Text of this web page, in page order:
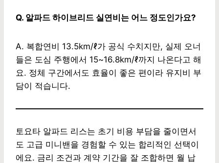
Q. 알파드 하이브리드 실연비는 어느 정도인가요?
A. 복합연비 13.5km/ℓ가 공식 수치지만, 실제 오너
들은 도심 주행에서 15~16.8km/ℓ까지 나온다고 해
요. 정체 구간에서도 효율이 좋은 편이라 유지비 부
담이 적습니다.
토요타 알파드 리스는 초기 비용 부담을 줄이면서
도 고급 미니밴을 경험할 수 있는 합리적인 선택이
에요. 금리 조건과 계약 기간을 잘 조합하면 월 납